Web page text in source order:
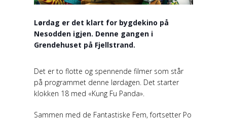
Lørdag er det klart for bygdekino på
Nesodden igjen. Denne gangen i
Grendehuset på Fjellstrand.
Det er to flotte og spennende filmer som står
på programmet denne lørdagen. Det starter
klokken 18 med «Kung Fu Panda».
Sammen med de Fantastiske Fem, fortsetter Po